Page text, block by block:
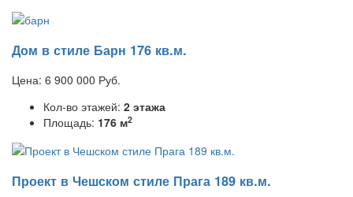
Дом в стиле Барн 176 кв.м.
Цена: 6 900 000 Руб.
Кол-во этажей: 2 этажа
Площадь: 176 м2
Проект в Чешском стиле Прага 189 кв.м.